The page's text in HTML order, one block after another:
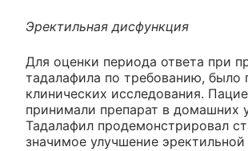
Эректильная дисфункция
Для оценки периода ответа при
тадалафила по требованию, было
клинических исследования.
принимали препарат в домашних
Тадалафил продемонстрировал
значимое улучшение